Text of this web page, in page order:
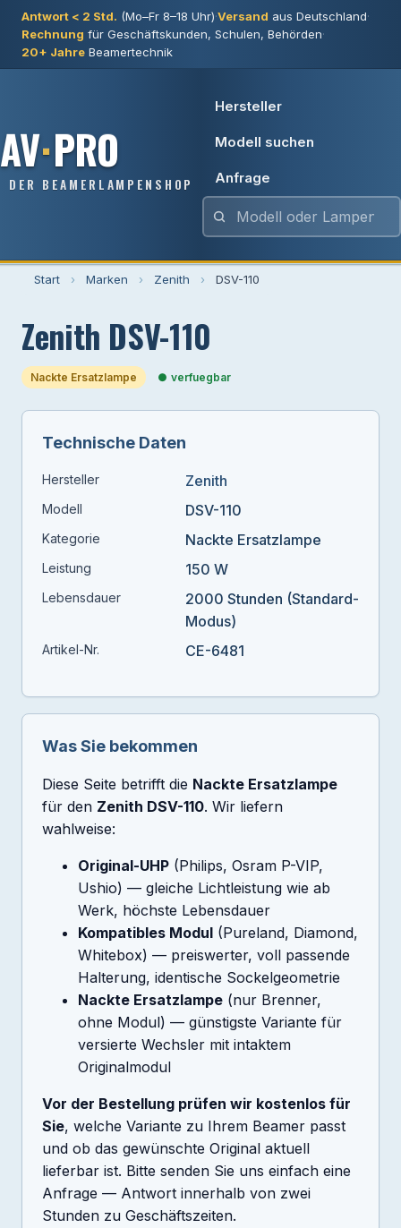
Antwort < 2 Std. (Mo–Fr 8–18 Uhr)·Versand aus Deutschland·
Rechnung für Geschäftskunden, Schulen, Behörden·
20+ Jahre Beamertechnik
AV·PRO
DER BEAMERLAMPENSHOP
Hersteller
Modell suchen
Anfrage
Start › Marken › Zenith › DSV-110
Zenith DSV-110
Nackte Ersatzlampe verfuegbar
Technische Daten
Hersteller Zenith
Modell DSV-110
Kategorie Nackte Ersatzlampe
Leistung 150 W
Lebensdauer
2000 Stunden (Standard-
Modus)
Artikel-Nr. CE-6481
Was Sie bekommen
Diese Seite betrifft die Nackte Ersatzlampe
für den Zenith DSV-110. Wir liefern
wahlweise:
Original-UHP (Philips, Osram P-VIP,
Ushio) — gleiche Lichtleistung wie ab
Werk, höchste Lebensdauer
Kompatibles Modul (Pureland, Diamond,
Whitebox) — preiswerter, voll passende
Halterung, identische Sockelgeometrie
Nackte Ersatzlampe (nur Brenner,
ohne Modul) — günstigste Variante für
versierte Wechsler mit intaktem
Originalmodul
Vor der Bestellung prüfen wir kostenlos für
Sie, welche Variante zu Ihrem Beamer passt
und ob das gewünschte Original aktuell
lieferbar ist. Bitte senden Sie uns einfach eine
Anfrage — Antwort innerhalb von zwei
Stunden zu Geschäftszeiten.